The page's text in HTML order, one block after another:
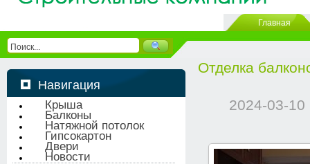
Главная
Отделка
2024-03-10
Навигация
Крыша
Балконы
Натяжной потолок
Гипсокартон
Двери
Новости